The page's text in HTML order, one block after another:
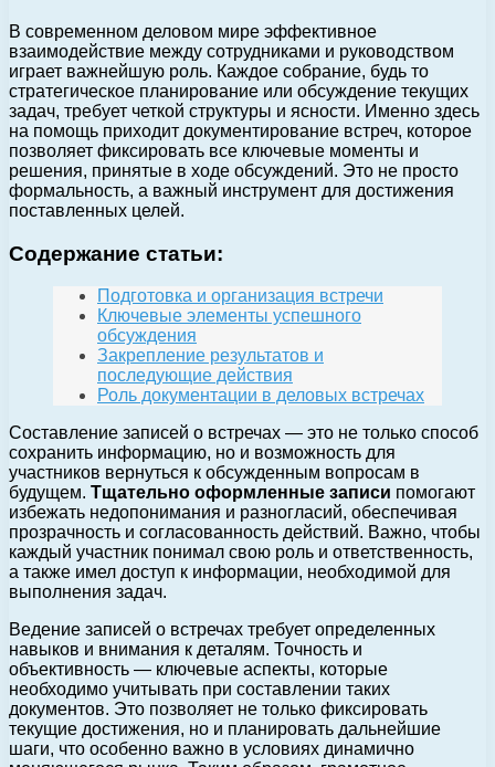
В современном деловом мире эффективное
взаимодействие между сотрудниками и руководством
играет важнейшую роль. Каждое собрание, будь то
стратегическое планирование или обсуждение текущих
задач, требует четкой структуры и ясности. Именно здесь
на помощь приходит документирование встреч, которое
позволяет фиксировать все ключевые моменты и
решения, принятые в ходе обсуждений. Это не просто
формальность, а важный инструмент для достижения
поставленных целей.
Содержание статьи:
Подготовка и организация встречи
Ключевые элементы успешного
обсуждения
Закрепление результатов и
последующие действия
Роль документации в деловых встречах
Составление записей о встречах — это не только способ
сохранить информацию, но и возможность для
участников вернуться к обсужденным вопросам в
будущем. Тщательно оформленные записи помогают
избежать недопонимания и разногласий, обеспечивая
прозрачность и согласованность действий. Важно, чтобы
каждый участник понимал свою роль и ответственность,
а также имел доступ к информации, необходимой для
выполнения задач.
Ведение записей о встречах требует определенных
навыков и внимания к деталям. Точность и
объективность — ключевые аспекты, которые
необходимо учитывать при составлении таких
документов. Это позволяет не только фиксировать
текущие достижения, но и планировать дальнейшие
шаги, что особенно важно в условиях динамично